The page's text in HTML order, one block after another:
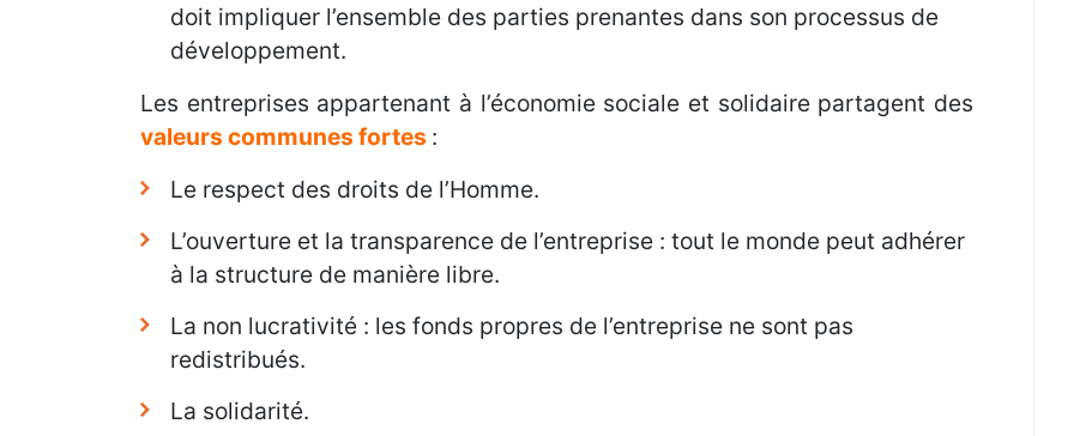
doit impliquer l’ensemble des parties prenantes dans son processus de
développement.
Les entreprises appartenant à l’économie sociale et solidaire partagent des
valeurs communes fortes :
Le respect des droits de l’Homme.
L’ouverture et la transparence de l’entreprise : tout le monde peut adhérer
à la structure de manière libre.
La non lucrativité : les fonds propres de l’entreprise ne sont pas
redistribués.
La solidarité.